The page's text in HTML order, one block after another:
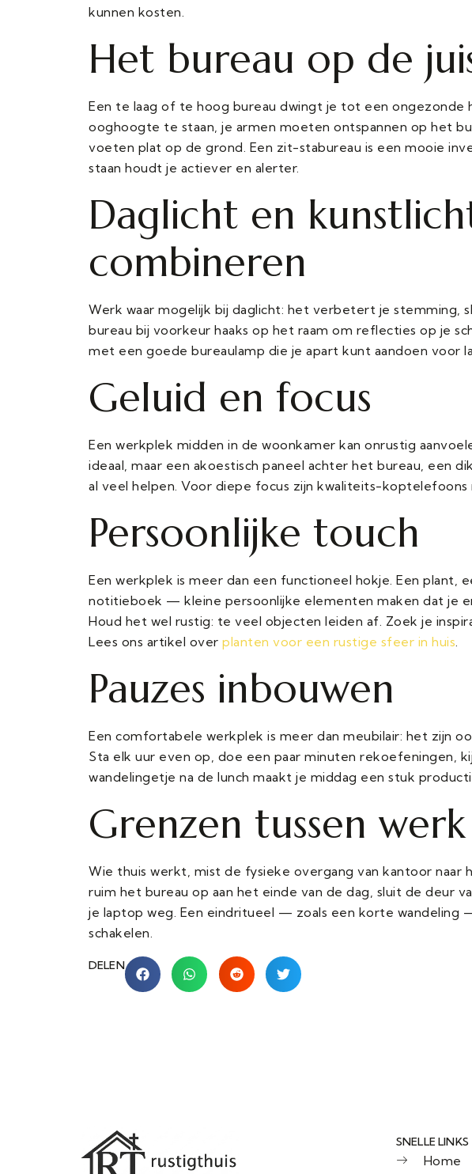
kunnen kosten.
Het bureau op de
Een te laag of te hoog bureau dwingt je tot een ongezonde
ooghoogte te staan, je armen moeten ontspannen op het
voeten plat op de grond. Een zit-stabureau is een mooie
staan houdt je actiever en alerter.
Daglicht en
combineren
Werk waar mogelijk bij daglicht: het verbetert je stemming,
bureau bij voorkeur haaks op het raam om reflecties op je
met een goede bureaulamp die je apart kunt aandoen voor
Geluid en focus
Een werkplek midden in de woonkamer kan onrustig
ideaal, maar een akoestisch paneel achter het bureau, een
al veel helpen. Voor diepe focus zijn kwaliteits-koptelefoons
Persoonlijke touch
Een werkplek is meer dan een functioneel hokje. Een plant,
notitieboek — kleine persoonlijke elementen maken dat je
Houd het wel rustig: te veel objecten leiden af. Zoek je
Lees ons artikel over planten voor een rustige sfeer in huis
Pauzes inbouwen
Een comfortabele werkplek is meer dan meubilair: het zijn
Sta elk uur even op, doe een paar minuten rekoefeningen,
wandelingetje na de lunch maakt je middag een stuk
Grenzen tussen
Wie thuis werkt, mist de fysieke overgang van kantoor naar
ruim het bureau op aan het einde van de dag, sluit de deur
je laptop weg. Een eindritueel — zoals een korte
schakelen.
DELEN
SNELLE LINKS
Home